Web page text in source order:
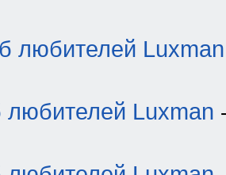
любителей Luxman
любителей Luxman